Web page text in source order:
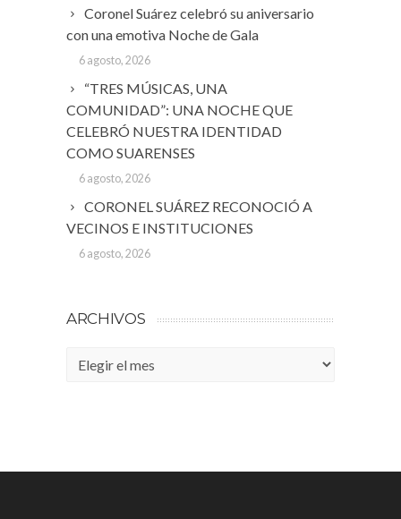
Coronel Suárez celebró su aniversario
con una emotiva Noche de Gala
6 agosto, 2026
“TRES MÚSICAS, UNA
COMUNIDAD”: UNA NOCHE QUE
CELEBRÓ NUESTRA IDENTIDAD
COMO SUARENSES
6 agosto, 2026
CORONEL SUÁREZ RECONOCIÓ A
VECINOS E INSTITUCIONES
6 agosto, 2026
ARCHIVOS
Archivos